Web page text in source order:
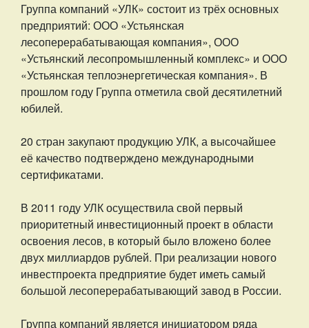
Группа компаний «УЛК» состоит из трёх основных
предприятий: ООО «Устьянская
лесоперерабатывающая компания», ООО
«Устьянский лесопромышленный комплекс» и ООО
«Устьянская теплоэнергетическая компания». В
прошлом году Группа отметила свой десятилетний
юбилей.
20 стран закупают продукциюУЛК, а высочайшее
её качество подтверждено международными
сертификатами.
В 2011 годуУЛКосуществила свой первый
приоритетный инвестиционный проект в области
освоения лесов, в который было вложено более
двух миллиардов рублей. При реализации нового
инвестпроекта предприятие будет иметь самый
большой лесоперерабатывающий завод в России.
Группа компаний является инициатором ряда